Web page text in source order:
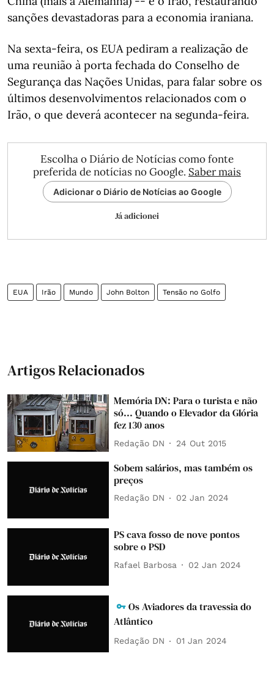
sanções devastadoras para a economia iraniana.
Na sexta-feira, os EUA pediram a realização de
uma reunião à porta fechada do Conselho de
Segurança das Nações Unidas, para falar sobre os
últimos desenvolvimentos relacionados com o
Irão, o que deverá acontecer na segunda-feira.
Escolha o Diário de Notícias como fonte
preferida de notícias no Google. Saber mais
Adicionar o Diário de Notícias ao Google
Já adicionei
EUA Irão Mundo John Bolton Tensão no Golfo
Artigos Relacionados
Memória DN: Para o turista e não
só... Quando o Elevador da Glória
fez 130 anos
Redação DN 24 Out 2015
Sobem salários, mas também os
preços
Redação DN 02 Jan 2024
PS cava fosso de nove pontos
sobre o PSD
Rafael Barbosa 02 Jan 2024
Os Aviadores da travessia do
Atlântico
Redação DN 01 Jan 2024